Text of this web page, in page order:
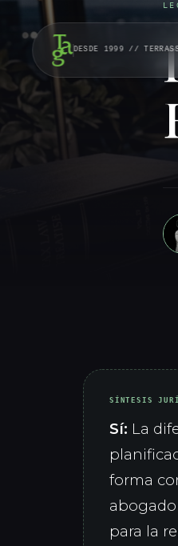
DESDE 1999 //
SÍNTESIS
Sí: La
forma
para la